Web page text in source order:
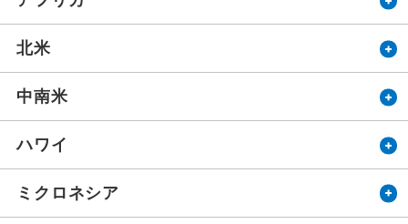
北米
中南米
ハワイ
ミクロネシア